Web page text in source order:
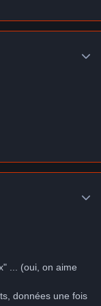
... (oui, on aime
données une fois